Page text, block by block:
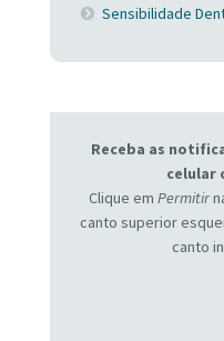
Sensibilidade
Receba as
celular
Clique em Permitir
canto superior
canto